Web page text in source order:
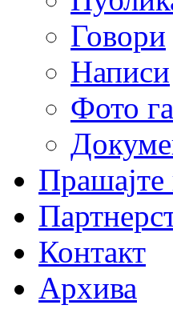
Говори
Написи
Фото
Прашајте
Контакт
Архива